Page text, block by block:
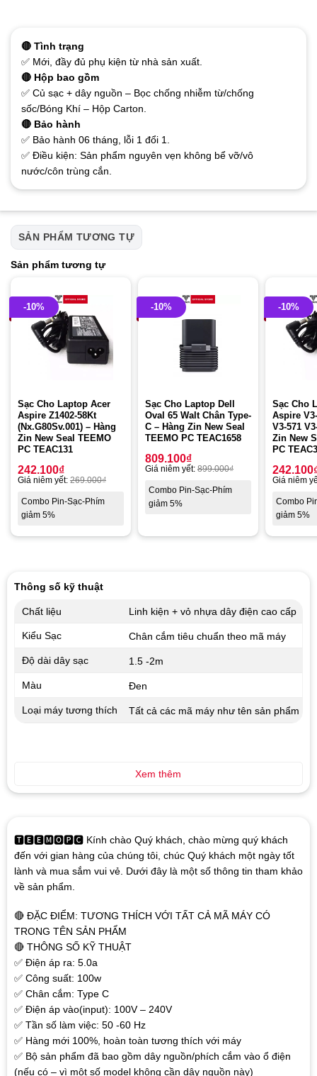
🔴 Tình trạng
✅ Mới, đầy đủ phụ kiện từ nhà sản xuất.
🔴 Hộp bao gồm
✅ Củ sạc + dây nguồn – Bọc chống nhiễm từ/chống
sốc/Bóng Khí – Hộp Carton.
🔴 Bảo hành
✅ Bảo hành 06 tháng, lỗi 1 đổi 1.
✅ Điều kiện: Sản phẩm nguyên vẹn không bể vỡ/vô
nước/côn trùng cắn.
SẢN PHẨM TƯƠNG TỰ
Sản phẩm tương tự
-10%
Sạc Cho Laptop Acer
Aspire Z1402-58Kt
(Nx.G80Sv.001) – Hàng
Zin New Seal TEEMO
PC TEAC131
242.100₫
Giá niêm yết: 269.000₫
Combo Pin-Sạc-Phím
giảm 5%
-10%
Sạc Cho Laptop Dell
Oval 65 Walt Chân Type-
C – Hàng Zin New Seal
TEEMO PC TEAC1658
809.100₫
Giá niêm yết: 899.000₫
Combo Pin-Sạc-Phím
giảm 5%
-10%
Sạc Cho
Aspire
V3-571
Zin New
PC
242.100
Giá niêm
Combo
giảm 5%
🆃🅴🅴🅼🅾🅿🅲 Kính chào Quý khách, chào mừng quý khách
đến với gian hàng của chúng tôi, chúc Quý khách một ngày tốt
lành và mua sắm vui vẻ. Dưới đây là một số thông tin tham khảo
về sản phẩm.
🔴 ĐẶC ĐIỂM: TƯƠNG THÍCH VỚI TẤT CẢ MÃ MÁY CÓ
TRONG TÊN SẢN PHẨM
🔴 THÔNG SỐ KỸ THUẬT
✅ Điện áp ra: 5.0a
✅ Công suất: 100w
✅ Chân cắm: Type C
✅ Điện áp vào(input): 100V – 240V
✅ Tần số làm việc: 50 -60 Hz
✅ Hàng mới 100%, hoàn toàn tương thích với máy
✅ Bộ sản phẩm đã bao gồm dây nguồn/phích cắm vào ổ điện
(nếu có – vì một số model không cần dây nguồn này)
Thông số kỹ thuật
Chất liệu Linh kiện + vỏ nhựa dây điện cao cấp
Kiểu Sạc Chân cắm tiêu chuẩn theo mã máy
Độ dài dây sạc 1.5 -2m
Màu Đen
Loại máy tương thích Tất cả các mã máy như tên sản phẩm
Xem thêm